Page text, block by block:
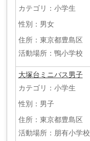
カテゴリ：小学生
性別：男女
住所：東京都豊島区
活動場所：鴨小学校
大塚台ミニバス男子
カテゴリ：小学生
性別：男子
住所：東京都豊島区
活動場所：朋有小学校